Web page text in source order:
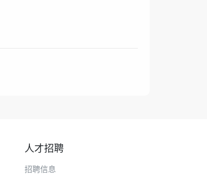
人才招聘
招聘信息